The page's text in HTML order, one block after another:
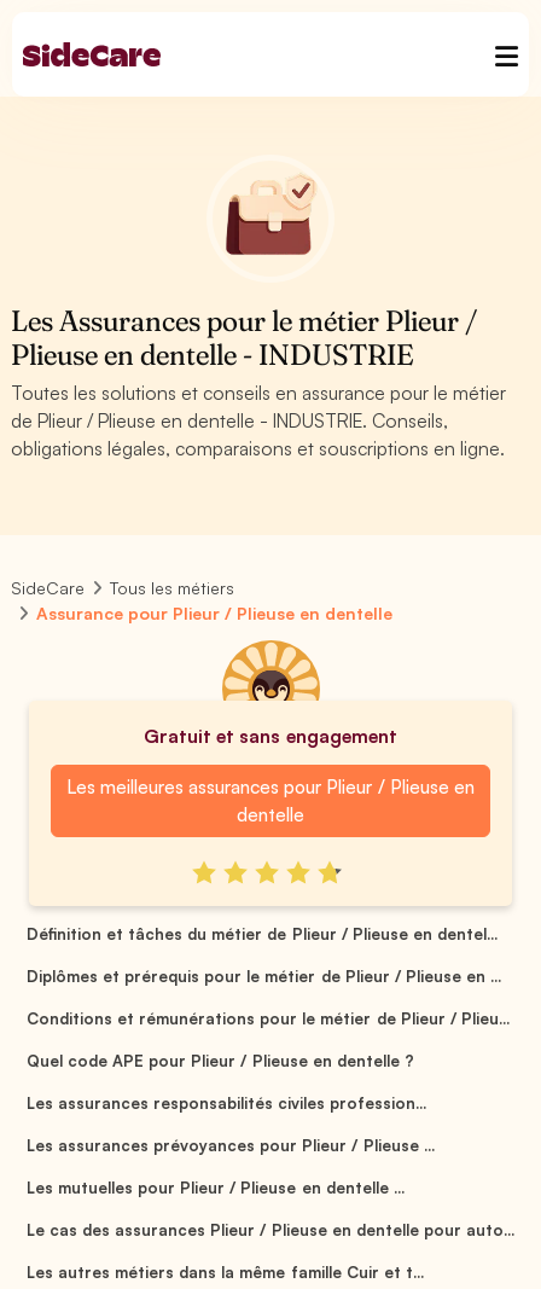
Les Assurances pour le métier Plieur /
Plieuse en dentelle - INDUSTRIE
Toutes les solutions et conseils en assurance pour le métier
de Plieur / Plieuse en dentelle - INDUSTRIE. Conseils,
obligations légales, comparaisons et souscriptions en ligne.
SideCare
Tous les métiers
Assurance pour Plieur / Plieuse en dentelle
Gratuit et sans engagement
Les meilleures assurances pour Plieur / Plieuse en
dentelle
Définition et tâches du métier de Plieur / Plieuse en dentel...
Diplômes et prérequis pour le métier de Plieur / Plieuse en ...
Conditions et rémunérations pour le métier de Plieur / Plieu...
Quel code APE pour Plieur / Plieuse en dentelle ?
Les assurances responsabilités civiles profession...
Les assurances prévoyances pour Plieur / Plieuse ...
Les mutuelles pour Plieur / Plieuse en dentelle ...
Le cas des assurances Plieur / Plieuse en dentelle pour auto...
Les autres métiers dans la même famille Cuir et t...